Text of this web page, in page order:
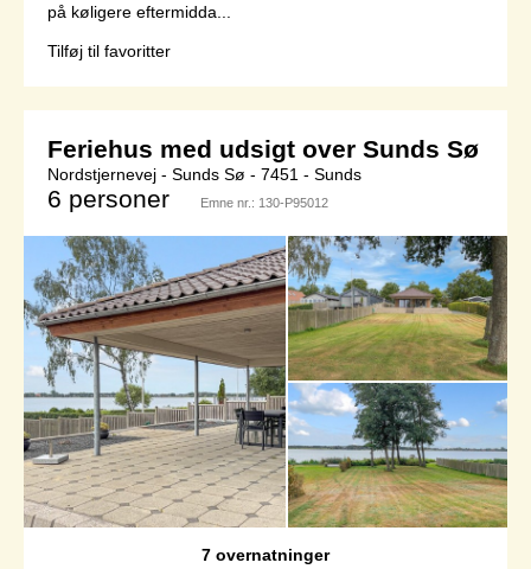
på køligere eftermidda...
Tilføj til favoritter
Feriehus med udsigt over Sunds Sø
Nordstjernevej - Sunds Sø - 7451 - Sunds
6 personer Emne nr.: 130-P95012
7 overnatninger